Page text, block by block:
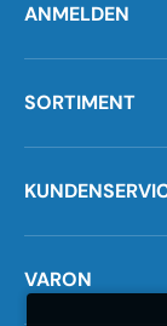
ANMELDEN
SORTIMENT
VARON